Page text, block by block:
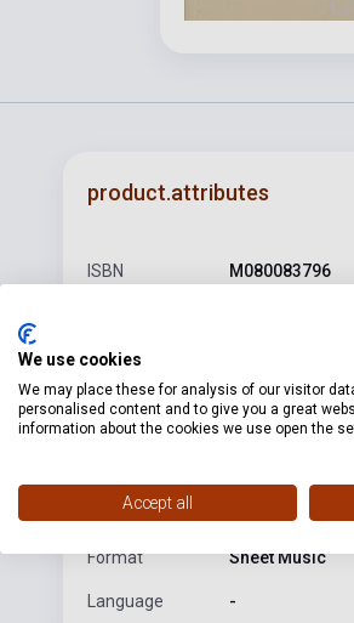
product.attributes
ISBN M080083796
Pages
Binding Soft cover
Date of
publication
Format Sheet Music
Language -
We use cookies
We may place these for analysis of our visitor
personalised content and to give you a great
information about the cookies we use open the
Accept all